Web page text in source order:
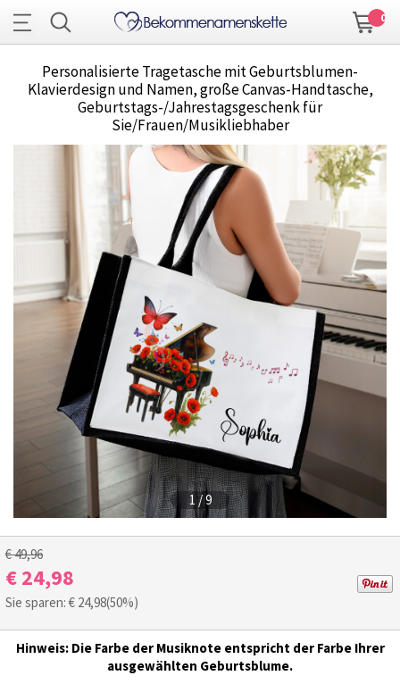
0
Personalisierte Tragetasche mit Geburtsblumen-
Klavierdesign und Namen, große Canvas-Handtasche,
Geburtstags-/Jahrestagsgeschenk für
Sie/Frauen/Musikliebhaber
1/9
€ 49,96
€ 24,98
Sie sparen: € 24,98(50%)
Hinweis: Die Farbe der Musiknote entspricht der Farbe Ihrer
ausgewählten Geburtsblume.